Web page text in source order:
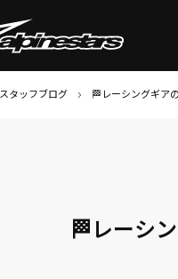
スタッフブログ 🏁レーシングギア
🏁レーシ